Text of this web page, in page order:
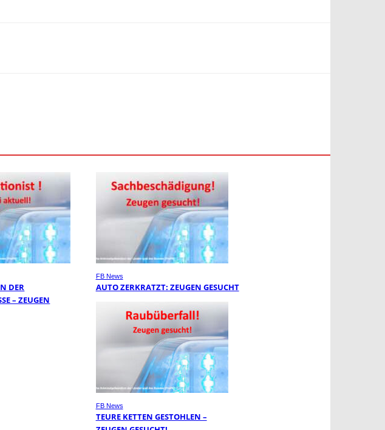
DER
– ZEUGEN G
FB News
AUTO ZERKRATZT: ZEUGEN GESUCHT
FB News
TEURE KETTEN GESTOHLEN –